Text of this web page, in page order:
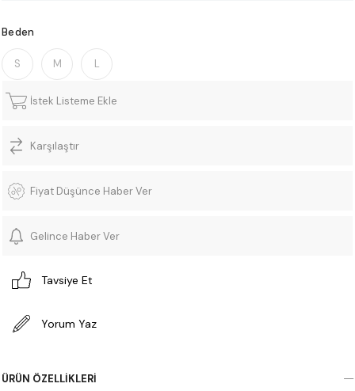
Beden
S M L
İstek Listeme Ekle
Karşılaştır
Fiyat Düşünce Haber Ver
Gelince Haber Ver
Tavsiye Et
Yorum Yaz
ÜRÜN ÖZELLIKLERI